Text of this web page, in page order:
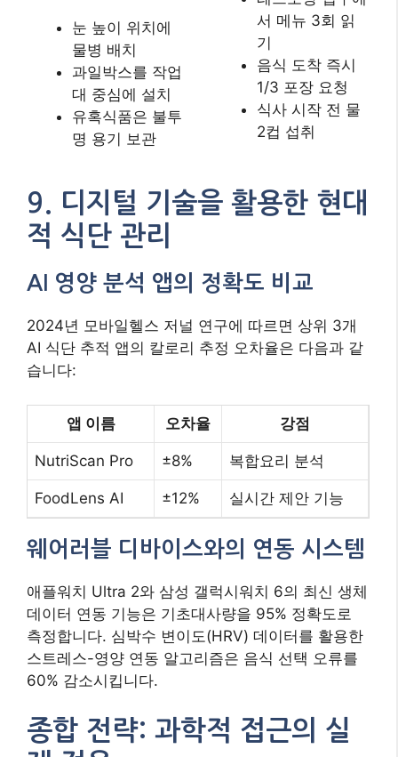
AI 영양 분석 앱의 정확도 비교
2024년 모바일헬스 저널 연구에 따르면 상위 3개
AI 식단 추적 앱의 칼로리 추정 오차율은 다음과 같
습니다:
NutriScan Pro ±8% 복합요리 분석
FoodLens AI ±12%
웨어러블 디바이스와의 연동 시스템
애플워치 Ultra 2와 삼성 갤럭시워치 6의 최신 생체
데이터 연동 기능은 기초대사량을 95% 정확도로
측정합니다. 심박수 변이도(HRV) 데이터를 활용한
스트레스-영양 연동 알고리즘은 음식 선택 오류를
60% 감소시킵니다.
종합 전략: 과학적 접근의 실
제 적용
월요일:장 건강 식단일 (발효식품 5종 섭취)
화요일:고강도 인터벌 트레이닝 + 단백질 보
충
수요일:디지털 디톡스 데이 (화면 시간 50%
목요일:수면 품질 모니터링 (7시간 30분 목
표)